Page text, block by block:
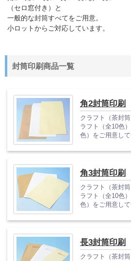
（セロ窓付き）と
一般的な封筒すべてをご用意。
小ロットからご対応しています。
封筒印刷商品一覧
角2封筒印刷
クラフト（茶封
ラフト（全10色
色）をご用意して
角3封筒印刷
クラフト（茶封
ラフト（全10色
色）をご用意して
長3封筒印刷
クラフト（茶封